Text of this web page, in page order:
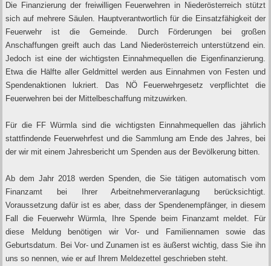
Die Finanzierung der freiwilligen Feuerwehren in Niederösterreich stützt
sich auf mehrere Säulen. Hauptverantwortlich für die Einsatzfähigkeit der
Feuerwehr ist die Gemeinde. Durch Förderungen bei großen
Anschaffungen greift auch das Land Niederösterreich unterstützend ein.
Jedoch ist eine der wichtigsten Einnahmequellen die Eigenfinanzierung.
Etwa die Hälfte aller Geldmittel werden aus Einnahmen von Festen und
Spendenaktionen lukriert. Das NÖ Feuerwehrgesetz verpflichtet die
Feuerwehren bei der Mittelbeschaffung mitzuwirken.
Für die FF Würmla sind die wichtigsten Einnahmequellen das jährlich
stattfindende Feuerwehrfest und die Sammlung am Ende des Jahres, bei
der wir mit einem Jahresbericht um Spenden aus der Bevölkerung bitten.
Ab dem Jahr 2018 werden Spenden, die Sie tätigen automatisch vom
Finanzamt bei Ihrer Arbeitnehmerveranlagung berücksichtigt.
Voraussetzung dafür ist es aber, dass der Spendenempfänger, in diesem
Fall die Feuerwehr Würmla, Ihre Spende beim Finanzamt meldet. Für
diese Meldung benötigen wir Vor- und Familiennamen sowie das
Geburtsdatum. Bei Vor- und Zunamen ist es äußerst wichtig, dass Sie ihn
uns so nennen, wie er auf Ihrem Meldezettel geschrieben steht.